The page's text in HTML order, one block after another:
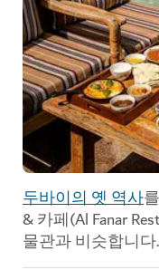
두바이의 옛 역사
& 카페(Al Fanar
물관과 비슷합니